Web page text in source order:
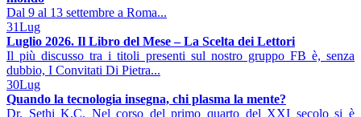
Dal 9 al 13 settembre a Roma...
31Lug
Luglio 2026. Il Libro del Mese – La Scelta dei Lettori
Il più discusso tra i titoli presenti sul nostro gruppo FB è, senza
dubbio, I Convitati Di Pietra...
30Lug
Quando la tecnologia insegna, chi plasma la mente?
Dr. Sethi K.C. Nel corso del primo quarto del XXI secolo si è